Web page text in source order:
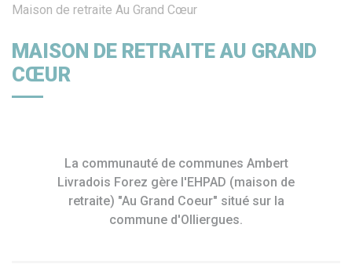
Maison de retraite Au Grand Cœur
MAISON DE RETRAITE AU GRAND
CŒUR
La communauté de communes Ambert
Livradois Forez gère l'EHPAD (maison de
retraite) "Au Grand Coeur" situé sur la
commune d'Olliergues.